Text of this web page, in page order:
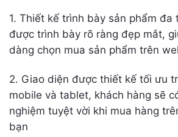
1. Thiết kế trình bày sản phẩm đa
được trình bày rõ ràng đẹp mắt,
dàng chọn mua sản phẩm trên
2. Giao diện được thiết kế tối ưu
mobile và tablet, khách hàng sẽ
nghiệm tuyệt vời khi mua hàng
bạn